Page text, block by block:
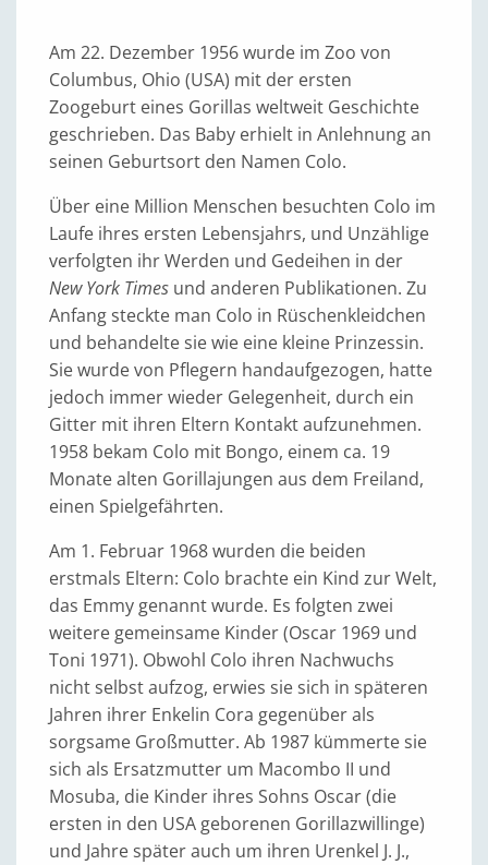
Am 22. Dezember 1956 wurde im Zoo von
Columbus, Ohio (USA) mit der ersten
Zoogeburt eines Gorillas weltweit Geschichte
geschrieben. Das Baby erhielt in Anlehnung an
seinen Geburtsort den Namen Colo.
Über eine Million Menschen besuchten Colo im
Laufe ihres ersten Lebensjahrs, und Unzählige
verfolgten ihr Werden und Gedeihen in der
New York Times und anderen Publikationen. Zu
Anfang steckte man Colo in Rüschenkleidchen
und behandelte sie wie eine kleine Prinzessin.
Sie wurde von Pflegern handaufgezogen, hatte
jedoch immer wieder Gelegenheit, durch ein
Gitter mit ihren Eltern Kontakt aufzunehmen.
1958 bekam Colo mit Bongo, einem ca. 19
Monate alten Gorillajungen aus dem Freiland,
einen Spielgefährten.
Am 1. Februar 1968 wurden die beiden
erstmals Eltern: Colo brachte ein Kind zur Welt,
das Emmy genannt wurde. Es folgten zwei
weitere gemeinsame Kinder (Oscar 1969 und
Toni 1971). Obwohl Colo ihren Nachwuchs
nicht selbst aufzog, erwies sie sich in späteren
Jahren ihrer Enkelin Cora gegenüber als
sorgsame Großmutter. Ab 1987 kümmerte sie
sich als Ersatzmutter um Macombo II und
Mosuba, die Kinder ihres Sohns Oscar (die
ersten in den USA geborenen Gorillazwillinge)
und Jahre später auch um ihren Urenkel J. J.,